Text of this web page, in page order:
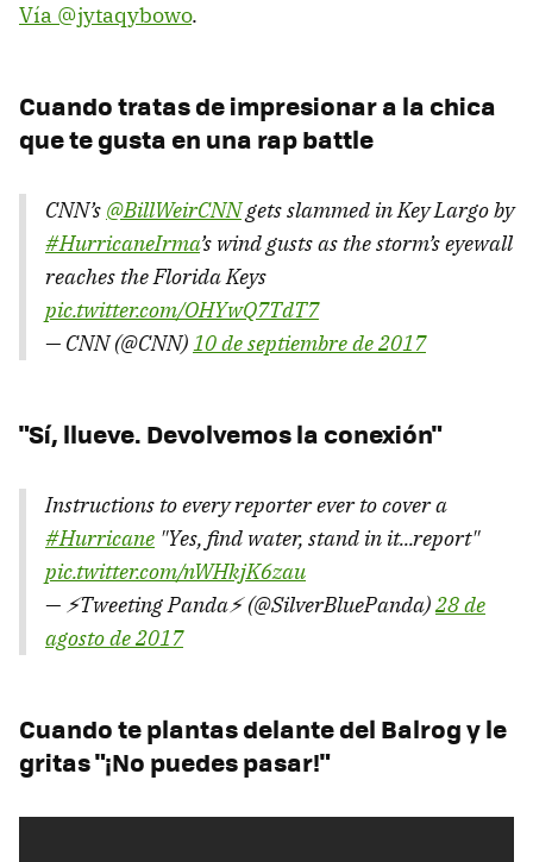
Vía @jytaqybowo.
Cuando tratas de impresionar a la chica
que te gusta en una rap battle
CNN’s @BillWeirCNNgets slammed in Key Largo by
#HurricaneIrma’s wind gusts as the storm’s eyewall
reaches the Florida Keys
pic.twitter.com/OHYwQ7TdT7
— CNN (@CNN)10 de septiembre de 2017
"Sí, llueve. Devolvemos la conexión"
Instructions to every reporter ever to cover a
#Hurricane "Yes, find water, stand in it...report"
pic.twitter.com/nWHkjK6zau
— ⚡Tweeting Panda⚡ (@SilverBluePanda)28 de
agosto de 2017
Cuando te plantas delante del Balrog y le
gritas "¡No puedes pasar!"